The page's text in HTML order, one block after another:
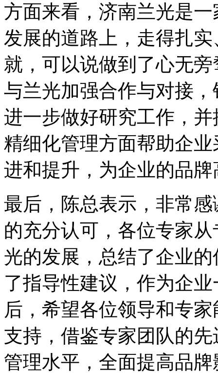
方面来看，济南兰光是
发展的道路上，走得扎
就，可以说做到了心无
与兰光加强合作与对接
进一步做好研究工作，
精细化管理方面帮助企
进和提升，为企业的品
最后，陈总表示，非常
的充分认可，各位专家
光的发展，总结了企业
了指导性建议，作为企
后，希望各位领导和专
支持，借鉴专家团队的
管理水平，全面提高品